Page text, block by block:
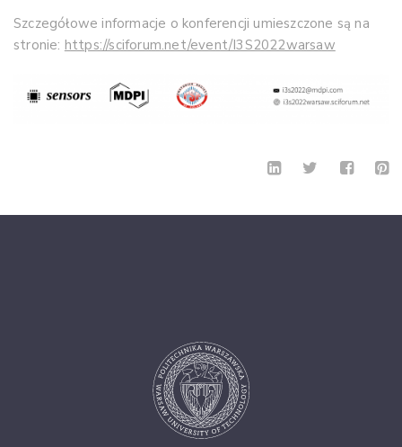
Szczegółowe informacje o konferencji umieszczone są na
stronie: https://sciforum.net/event/I3S2022warsaw